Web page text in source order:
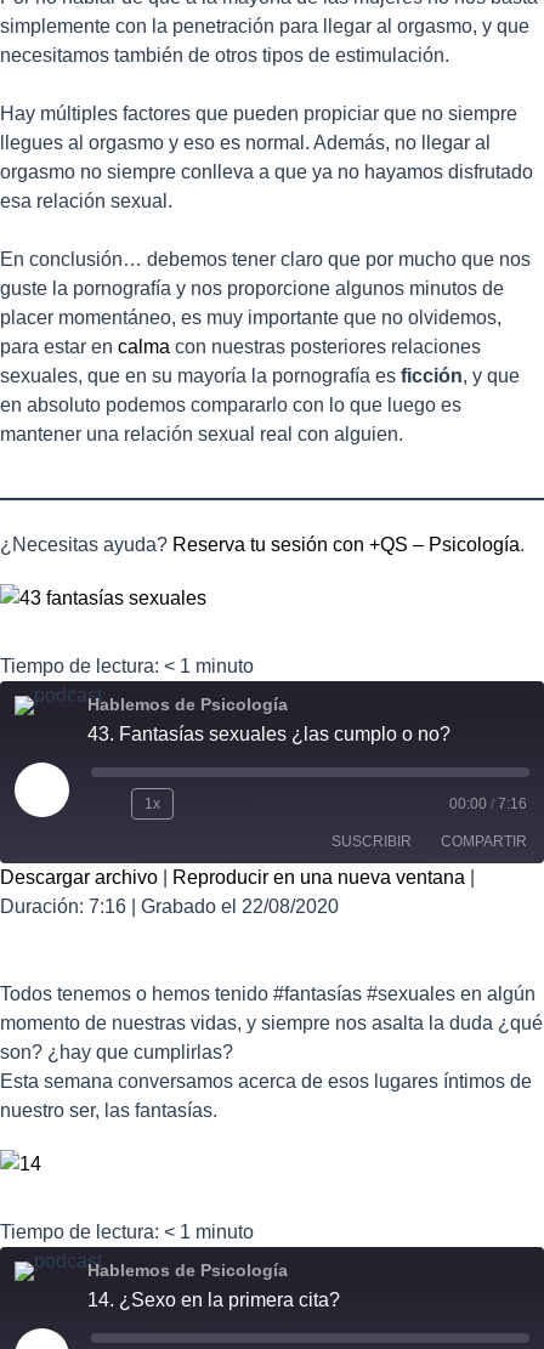
simplemente con la penetración para llegar al orgasmo, y que
necesitamos también de otros tipos de estimulación.
Hay múltiples factores que pueden propiciar que no siempre
llegues al orgasmo y eso es normal. Además, no llegar al
orgasmo no siempre conlleva a que ya no hayamos disfrutado
esa relación sexual.
En conclusión… debemos tener claro que por mucho que nos
guste la pornografía y nos proporcione algunos minutos de
placer momentáneo, es muy importante que no olvidemos,
para estar en calma con nuestras posteriores relaciones
sexuales, que en su mayoría la pornografía es ficción, y que
en absoluto podemos compararlo con lo que luego es
mantener una relación sexual real con alguien.
¿Necesitas ayuda? Reserva tu sesión con +QS – Psicología.
Tiempo de lectura: < 1 minuto
Hablemos de Psicología
43. Fantasías sexuales ¿las cumplo o no?
1x 00:00 / 7:16
SUSCRIBIR COMPARTIR
COMPART
INCRUSTA
R
Descargar archivo Reproducir en una nueva ventana
Duración: 7:16
Grabado el 22/08/2020
Todos tenemos o hemos tenido #fantasías #sexuales en algún
momento de nuestras vidas, y siempre nos asalta la duda ¿qué
son? ¿hay que cumplirlas?
Esta semana conversamos acerca de esos lugares íntimos de
nuestro ser, las fantasías.
Tiempo de lectura: < 1 minuto
Hablemos de Psicología
14. ¿Sexo en la primera cita?